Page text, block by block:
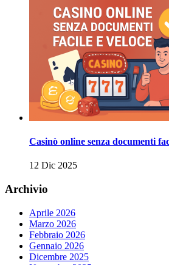
Casinò online senza documenti
12 Dic 2025
Archivio
Aprile 2026
Marzo 2026
Febbraio 2026
Gennaio 2026
Dicembre 2025